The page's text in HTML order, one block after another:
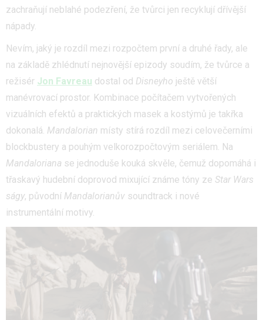
zachraňují neblahé podezření, že tvůrci jen recyklují dřívější
nápady.
Nevím, jaký je rozdíl mezi rozpočtem první a druhé řady, ale
na základě zhlédnutí nejnovější epizody soudím, že tvůrce a
režisér Jon Favreau dostal od Disneyho ještě větší
manévrovací prostor. Kombinace počítačem vytvořených
vizuálních efektů a praktických masek a kostýmů je takřka
dokonalá. Mandalorian místy stírá rozdíl mezi celovečerními
blockbustery a pouhým velkorozpočtovým seriálem. Na
Mandaloriana se jednoduše kouká skvěle, čemuž dopomáhá i
třaskavý hudební doprovod mixující známe tóny ze Star Wars
ságy, původní Mandalorianův soundtrack i nové
instrumentální motivy.